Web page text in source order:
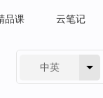
品课 云笔记
中英